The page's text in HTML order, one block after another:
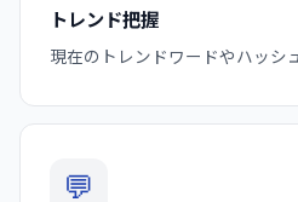
トレンド把握
現在のトレンドワードやハッシ
💬